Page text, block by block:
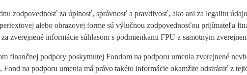
zodpovednosť za úplnosť, správnosť a pravdivosť, ako ani za legalitu
alebo obrazovej forme sú výlučnou zodpovednosťou prijímateľa
zverejnené informácie súhlasom s podmienkami FPU a samotným
finančnej podpory poskytnutej Fondom na podporu umenia zverejnené
na podporu umenia má právo takéto informácie okamžite odstrániť z